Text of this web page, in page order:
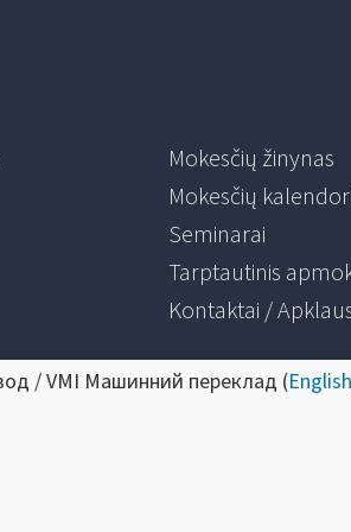
Mokesčių žinynas
Mokesčių
Seminarai
Tarptautinis
Kontaktai /
/ VMI Машинний переклад (English